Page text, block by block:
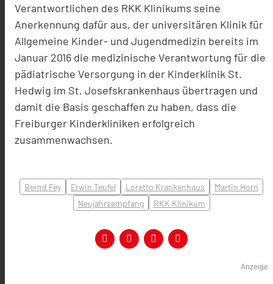
Verantwortlichen des RKK Klinikums seine
Anerkennung dafür aus, der universitären Klinik für
Allgemeine Kinder- und Jugendmedizin bereits im
Januar 2016 die medizinische Verantwortung für die
pädiatrische Versorgung in der Kinderklinik St.
Hedwig im St. Josefskrankenhaus übertragen und
damit die Basis geschaffen zu haben, dass die
Freiburger Kinderkliniken erfolgreich
zusammenwachsen.
Bernd Fey Erwin Teufel Loretto Krankenhaus
Martin Horn
Neujahrsempfang
RKK Klinikum
Anzeige